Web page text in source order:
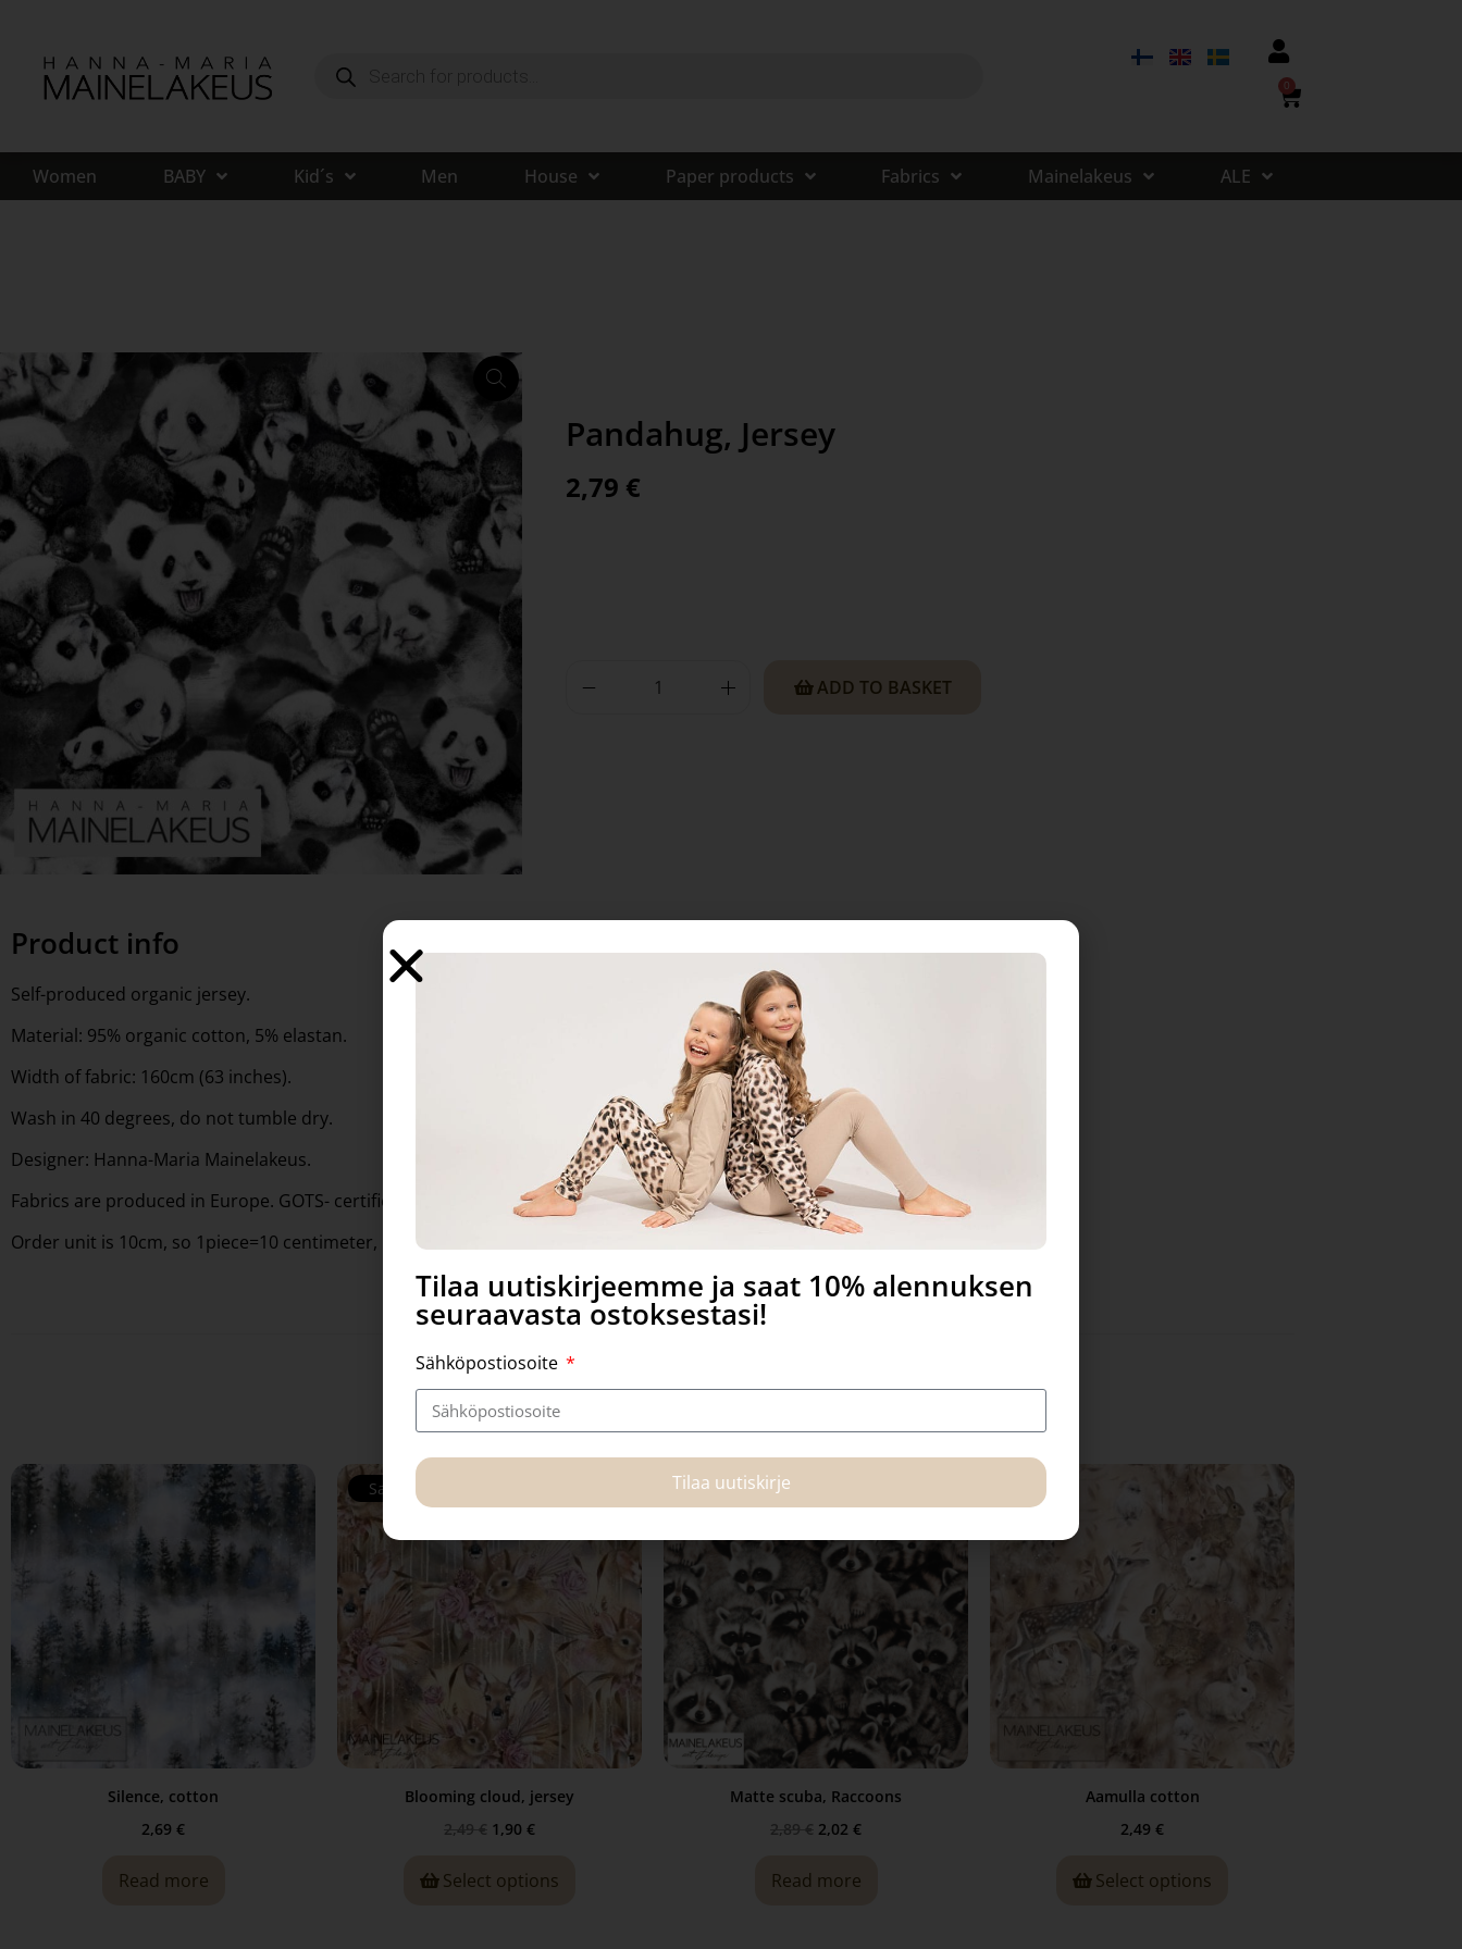
0
Women BABY Kid´s Men House Paper products Fabrics Mainelakeus ALE
Pandahug, Jersey
2,79 €
ADD TO BASKET
Product info
Self-produced organic jersey.
Material: 95% organic cotton, 5% elastan.
Width of fabric: 160cm (63 inches).
Wash in 40 degrees, do not tumble dry.
Designer: Hanna-Maria Mainelakeus.
Fabrics are produced in Europe. GOTS- certified.
Order unit is 10cm, so 1piece=10 centimeter, 10 pieces= 1meter.
Related products
Silence, cotton
2,69 €
Read more
Sale!
Blooming cloud, jersey
2,49 € 1,90 €
Select options
Matte scuba, Raccoons
2,89 € 2,02 €
Read more
Aamulla cotton
2,49 €
Select options
Tilaa uutiskirjeemme ja saat 10% alennuksen
seuraavasta ostoksestasi!
Sähköpostiosoite
Tilaa uutiskirje